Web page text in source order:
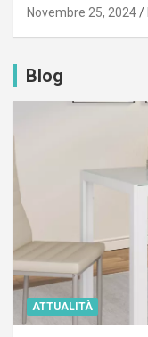
Novembre 25, 2024
Blog
ATTUALITÀ